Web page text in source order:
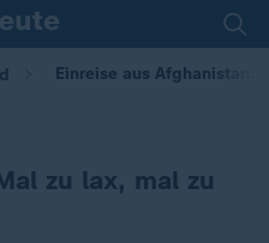
Einreise aus Afghanistan:
zu lax, mal zu